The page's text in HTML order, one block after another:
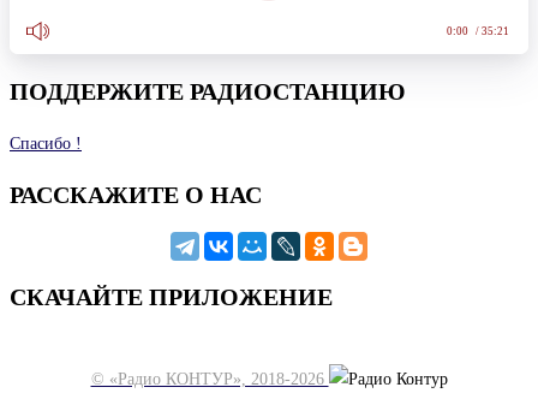
0:00 / 35:21
ПОДДЕРЖИТЕ РАДИОСТАНЦИЮ
Спасибо !
РАССКАЖИТЕ О НАС
СКАЧАЙТЕ ПРИЛОЖЕНИЕ
© «Радио КОНТУР», 2018-2026